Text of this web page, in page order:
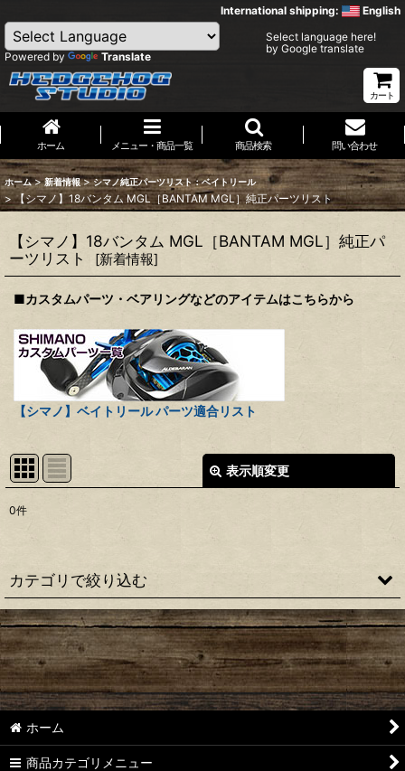
International shipping: English
Powered by Translate
Select language here!
by Google translate
カート
ホーム メニュー・商品一覧 商品検索 問い合わせ
ホーム > 新着情報 > シマノ純正パーツリスト：ベイトリール
> 【シマノ】18バンタム MGL［BANTAM MGL］純正パーツリスト
【シマノ】18バンタム MGL［BANTAM MGL］純正パ
ーツリスト
[新着情報]
■カスタムパーツ・ベアリングなどのアイテムはこちらから
【シマノ】ベイトリール パーツ適合リスト
表示順変更
並び順
絞り込む
0件
カテゴリで絞り込む
【シマノ】22アルデバラン BFS［ALDEBARAN］純正パーツリ
スト
【シマノ】18アルデバラン MGL［ALDEBARAN］純正パーツ
リスト
【シマノ】16アルデバラン BFS/BFS XG［ALDEBARAN］純正
パーツリスト
ホーム
商品カテゴリメニュー